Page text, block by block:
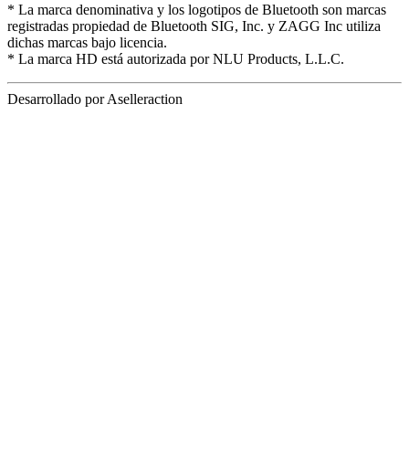
* La marca denominativa y los logotipos de Bluetooth son marcas
registradas propiedad de Bluetooth SIG, Inc. y ZAGG Inc utiliza
dichas marcas bajo licencia.
* La marca HD está autorizada por NLU Products, L.L.C.
Desarrollado por Aselleraction